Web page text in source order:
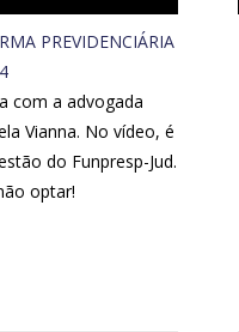
PREVIDENCIÁRIA
com a advogada
Vianna. No vídeo, é
do Funpresp-Jud.
optar!